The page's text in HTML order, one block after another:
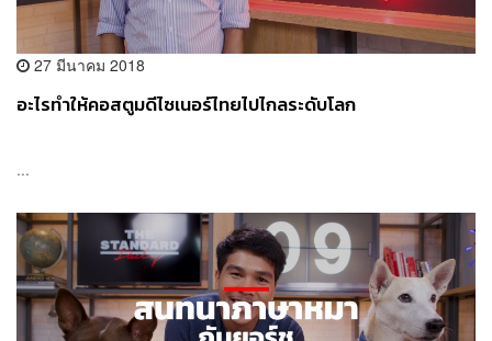
27 มีนาคม 2018
อะไรทำให้คอสตูมดีไซเนอร์ไทยไปไกลระดับโลก
...